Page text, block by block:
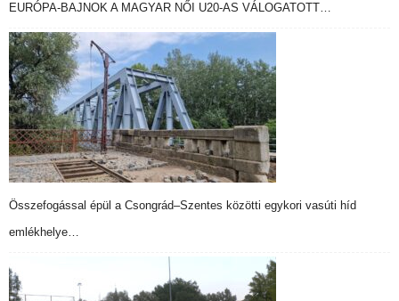
EURÓPA-BAJNOK A MAGYAR NŐI U20-AS VÁLOGATOTT…
Összefogással épül a Csongrád–Szentes közötti egykori vasúti híd
emlékhelye…